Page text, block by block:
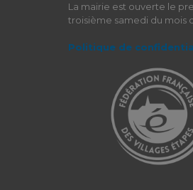
La mairie est ouverte le
troisième samedi du mois
Politique de